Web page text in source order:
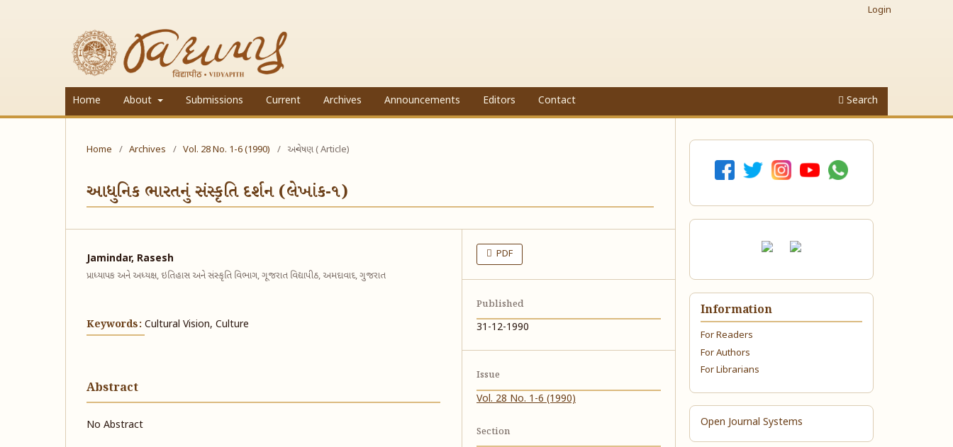
Home About Submissions Current Archives Announcements Editors Contact Search
Login
Home / Archives / Vol. 28 No. 1-6 (1990) / અન્વેષણ ( Article)
આધુનિક ભારતનું સંસ્કૃતિ દર્શન (લેખાંક-૧)
Jamindar, Rasesh
પ્રાધ્યાપક અને અધ્યક્ષ, ઇતિહાસ અને સંસ્કૃતિ વિભાગ, ગૂજરાત વિદ્યાપીઠ, અમદાવાદ, ગુજરાત
Keywords: Cultural Vision, Culture
Abstract
No Abstract
PDF
Published
31-12-1990
Issue
Vol. 28 No. 1-6 (1990)
Section
Information
For Readers
For Authors
For Librarians
Open Journal Systems